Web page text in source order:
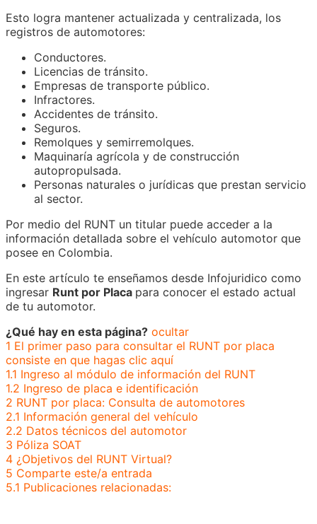
Esto logra mantener actualizada y centralizada, los
registros de automotores:
Conductores.
Licencias de tránsito.
Empresas de transporte público.
Infractores.
Accidentes de tránsito.
Seguros.
Remolques y semirremolques.
Maquinaría agrícola y de construcción
autopropulsada.
Personas naturales o jurídicas que prestan servicio
al sector.
Por medio del RUNT un titular puede acceder a la
información detallada sobre el vehículo automotor que
posee en Colombia.
En este artículo te enseñamos desde Infojuridico como
ingresar Runt por Placa para conocer el estado actual
de tu automotor.
¿Qué hay en esta página? ocultar
1 El primer paso para consultar el RUNT por placa
consiste en que hagas clic aquí
1.1 Ingreso al módulo de información del RUNT
1.2 Ingreso de placa e identificación
2 RUNT por placa: Consulta de automotores
2.1 Información general del vehículo
2.2 Datos técnicos del automotor
3 Póliza SOAT
4 ¿Objetivos del RUNT Virtual?
5 Comparte este/a entrada
5.1 Publicaciones relacionadas: